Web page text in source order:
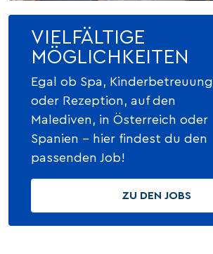
VIELFÄLTIGE
MÖGLICHKEITEN
Egal ob Spa, Kinderbetreuung
oder Rezeption, auf den
Malediven, in Österreich oder
Spanien - hier findest du den
passenden Job!
ZU DEN JOBS